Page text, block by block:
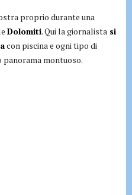
proprio durante una
Dolomiti. Qui la giornalista si
con piscina e ogni tipo di
montuoso.